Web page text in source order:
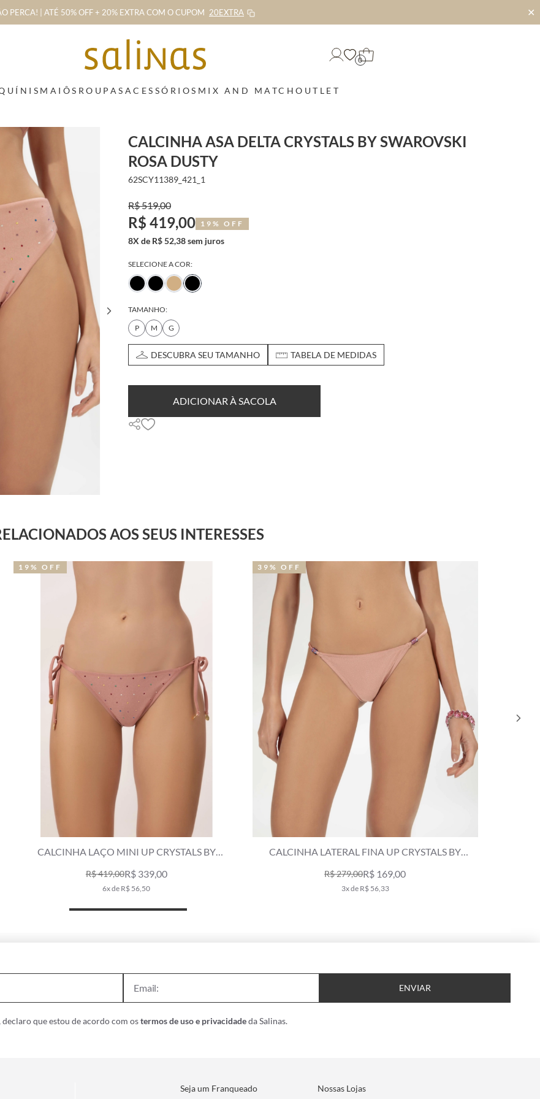
PERCA! | ATÉ 50% OFF + 20% EXTRA COM O CUPOM 20EXTRA ✕
0
MAIÔS ROUPAS ACESSÓRIOS MIX AND MATCHOUTLET
CALCINHA ASA DELTA CRYSTALS BY SWAROVSKI
ROSA DUSTY
62SCY11389_421_1
R$ 519,00
R$ 419,00 19% OFF
8X de R$ 52,38 sem juros
SELECIONE A COR:
TAMANHO:
P
M G
DESCUBRA SEU TAMANHO TABELA DE MEDIDAS
ADICIONAR À SACOLA
AOS SEUS INTERESSES
CALCINHA LATERAL FINA UP CRYSTALS BY
R$ 279,00R$ 169,00
3x de R$ 56,33
39% OFF
CALCINHA RETA MIRACLE MIDI CRYSTALS BY
R$ 209,00R$ 169,00
3x de R$ 56,33
19% OFF
ENVIAR
que estou de acordo com ostermos de uso e privacidadeda Salinas.
Seja um Franqueado Nossas Lojas